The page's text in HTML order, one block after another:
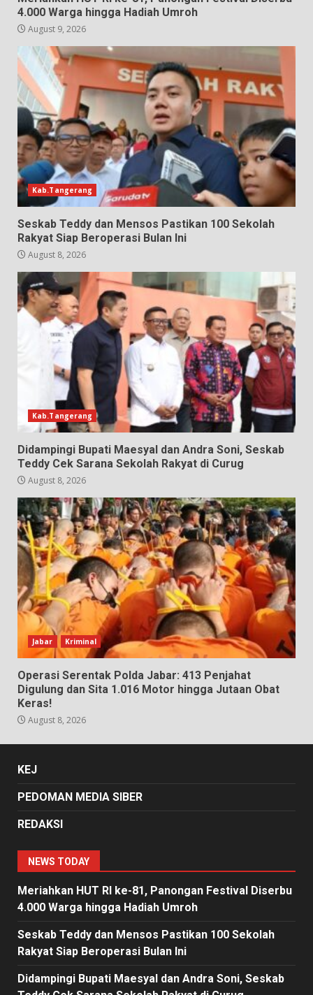
4.000 Warga hingga Hadiah Umroh
August 9, 2026
Kab.Tangerang
Seskab Teddy dan Mensos Pastikan 100 Sekolah
Rakyat Siap Beroperasi Bulan Ini
August 8, 2026
Kab.Tangerang
Didampingi Bupati Maesyal dan Andra Soni, Seskab
Teddy Cek Sarana Sekolah Rakyat di Curug
August 8, 2026
Jabar Kriminal
Operasi Serentak Polda Jabar: 413 Penjahat
Digulung dan Sita 1.016 Motor hingga Jutaan Obat
Keras!
August 8, 2026
KEJ
PEDOMAN MEDIA SIBER
REDAKSI
NEWS TODAY
Meriahkan HUT RI ke-81, Panongan Festival Diserbu
4.000 Warga hingga Hadiah Umroh
Seskab Teddy dan Mensos Pastikan 100 Sekolah
Rakyat Siap Beroperasi Bulan Ini
Didampingi Bupati Maesyal dan Andra Soni, Seskab